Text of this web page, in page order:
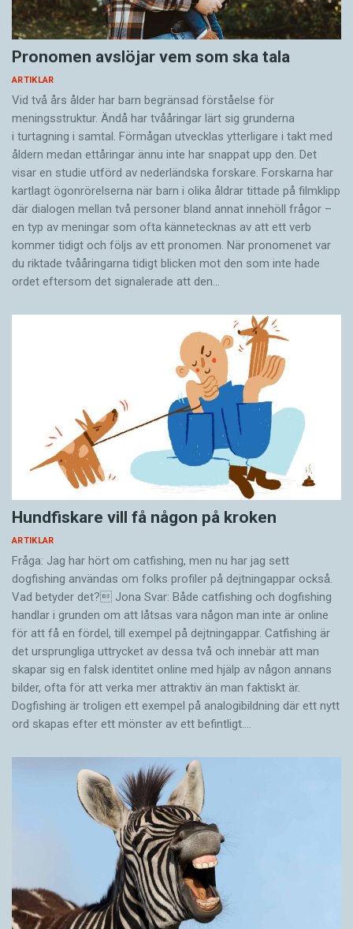
Pronomen avslöjar vem som ska tala
ARTIKLAR
Vid två års ålder har barn begränsad förståelse för
meningsstruktur. Ändå har tvååringar lärt sig grunderna
i turtagning i samtal. Förmågan utvecklas ytterligare i takt med
åldern medan ettåringar ännu inte har snappat upp den. Det
visar en studie utförd av nederländska forskare. Forskarna har
kartlagt ögonrörelserna när barn i olika åldrar tittade på filmklipp
där dialogen mellan två personer bland annat innehöll frågor –
en typ av meningar som ofta kännetecknas av att ett verb
kommer tidigt och följs av ett pronomen. När pronomenet var
du riktade tvååringarna tidigt blicken mot den som inte hade
ordet eftersom det ­signalerade att den…
Hundfiskare vill få någon på kroken
ARTIKLAR
Fråga: Jag har hört om catfishing, men nu har jag sett
dogfishing användas om folks profiler på dejtningappar också.
Vad betyder det? Jona Svar: Både catfishing och dogfishing
handlar i grunden om att låtsas vara någon man inte är online
för att få en fördel, till exempel på dejtningappar. Catfishing är
det ursprungliga uttrycket av dessa två och innebär att man
skapar sig en falsk identitet online med hjälp av någon annans
bilder, ofta för att verka mer attraktiv än man faktiskt är.
Dogfishing är troligen ett exempel på analogibildning där ett nytt
ord skapas efter ett mönster av ett befintligt.…